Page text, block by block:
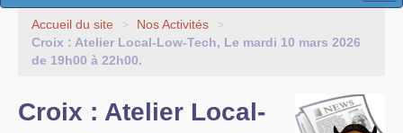
L’Association
Nos Activités
Accueil du site > Nos Activités
>
Croix : Atelier Local-Low-Tech, Le mardi 10 mars 2026
de 19h00 à 22h00.
Croix : Atelier Local-